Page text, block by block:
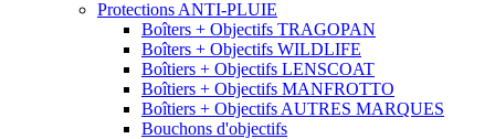
Protections ANTI-PLUIE
Boîters + Objectifs TRAGOPAN
Boîters + Objectifs WILDLIFE
Boîtiers + Objectifs LENSCOAT
Boîtiers + Objectifs MANFROTTO
Boîtiers + Objectifs AUTRES MARQUES
Bouchons d'objectifs